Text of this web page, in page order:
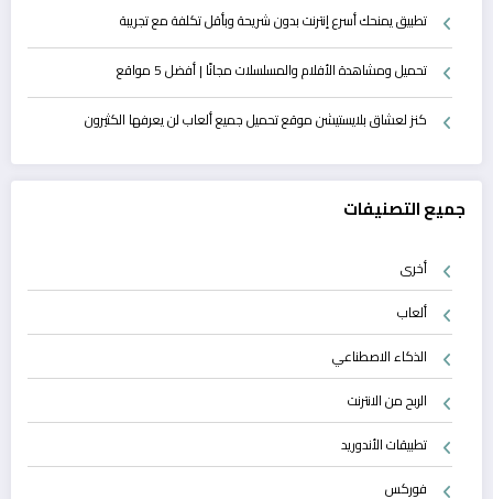
تطبيق يمنحك أسرع إنترنت بدون شريحة وبأقل تكلفة مع تجريبة
تحميل ومشاهدة الأفلام والمسلسلات مجانًا | أفضل 5 مواقع
كنز لعشاق بلايستيشن موقع تحميل جميع ألعاب لن يعرفها الكثيرون
جميع التصنيفات
أخرى
ألعاب
الذكاء الاصطناعي
الربح من الانترنت
تطبيقات الأندوريد
فوركس